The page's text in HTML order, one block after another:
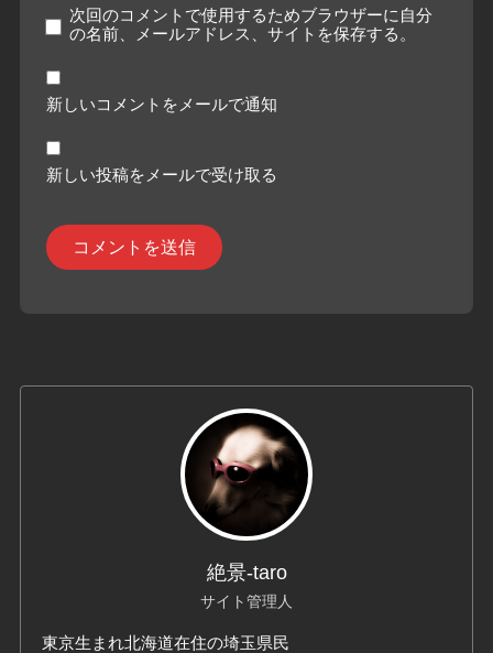
次回のコメントで使用するためブラウザーに自分
の名前、メールアドレス、サイトを保存する。
新しいコメントをメールで通知
新しい投稿をメールで受け取る
絶景-taro
サイト管理人
東京生まれ北海道在住の埼玉県民